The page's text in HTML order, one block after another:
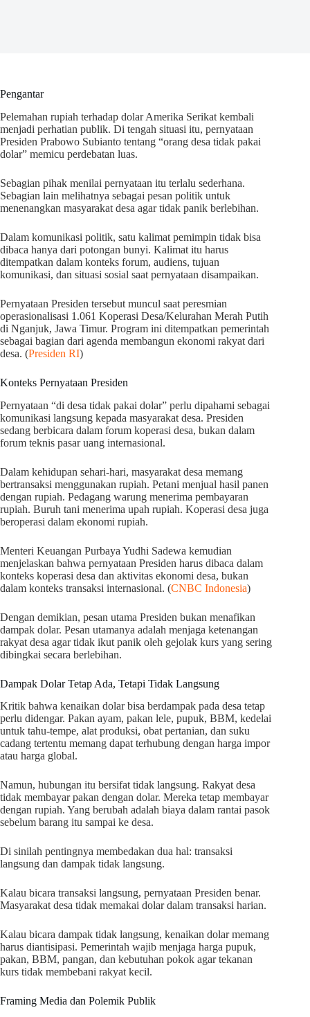
Pengantar
Pelemahan rupiah terhadap dolar Amerika Serikat kembali
menjadi perhatian publik. Di tengah situasi itu, pernyataan
Presiden Prabowo Subianto tentang “orang desa tidak pakai
dolar” memicu perdebatan luas.
Sebagian pihak menilai pernyataan itu terlalu sederhana.
Sebagian lain melihatnya sebagai pesan politik untuk
menenangkan masyarakat desa agar tidak panik berlebihan.
Dalam komunikasi politik, satu kalimat pemimpin tidak bisa
dibaca hanya dari potongan bunyi. Kalimat itu harus
ditempatkan dalam konteks forum, audiens, tujuan
komunikasi, dan situasi sosial saat pernyataan disampaikan.
Pernyataan Presiden tersebut muncul saat peresmian
operasionalisasi 1.061 Koperasi Desa/Kelurahan Merah Putih
di Nganjuk, Jawa Timur. Program ini ditempatkan pemerintah
sebagai bagian dari agenda membangun ekonomi rakyat dari
desa. (Presiden RI)
Konteks Pernyataan Presiden
Pernyataan “di desa tidak pakai dolar” perlu dipahami sebagai
komunikasi langsung kepada masyarakat desa. Presiden
sedang berbicara dalam forum koperasi desa, bukan dalam
forum teknis pasar uang internasional.
Dalam kehidupan sehari-hari, masyarakat desa memang
bertransaksi menggunakan rupiah. Petani menjual hasil panen
dengan rupiah. Pedagang warung menerima pembayaran
rupiah. Buruh tani menerima upah rupiah. Koperasi desa juga
beroperasi dalam ekonomi rupiah.
Menteri Keuangan Purbaya Yudhi Sadewa kemudian
menjelaskan bahwa pernyataan Presiden harus dibaca dalam
konteks koperasi desa dan aktivitas ekonomi desa, bukan
dalam konteks transaksi internasional. (CNBC Indonesia)
Dengan demikian, pesan utama Presiden bukan menafikan
dampak dolar. Pesan utamanya adalah menjaga ketenangan
rakyat desa agar tidak ikut panik oleh gejolak kurs yang sering
dibingkai secara berlebihan.
Dampak Dolar Tetap Ada, Tetapi Tidak Langsung
Kritik bahwa kenaikan dolar bisa berdampak pada desa tetap
perlu didengar. Pakan ayam, pakan lele, pupuk, BBM, kedelai
untuk tahu-tempe, alat produksi, obat pertanian, dan suku
cadang tertentu memang dapat terhubung dengan harga impor
atau harga global.
Namun, hubungan itu bersifat tidak langsung. Rakyat desa
tidak membayar pakan dengan dolar. Mereka tetap membayar
dengan rupiah. Yang berubah adalah biaya dalam rantai pasok
sebelum barang itu sampai ke desa.
Di sinilah pentingnya membedakan dua hal: transaksi
langsung dan dampak tidak langsung.
Kalau bicara transaksi langsung, pernyataan Presiden benar.
Masyarakat desa tidak memakai dolar dalam transaksi harian.
Kalau bicara dampak tidak langsung, kenaikan dolar memang
harus diantisipasi. Pemerintah wajib menjaga harga pupuk,
pakan, BBM, pangan, dan kebutuhan pokok agar tekanan
kurs tidak membebani rakyat kecil.
Framing Media dan Polemik Publik